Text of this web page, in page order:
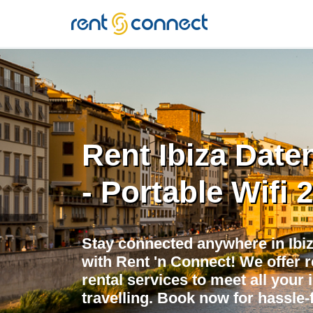
RENT'N
CONNECT
Rent Ibiza
- Portable Wifi
Stay connected anywhere in
with Rent 'n Connect! We offer
rental services to meet all your
travelling. Book now for